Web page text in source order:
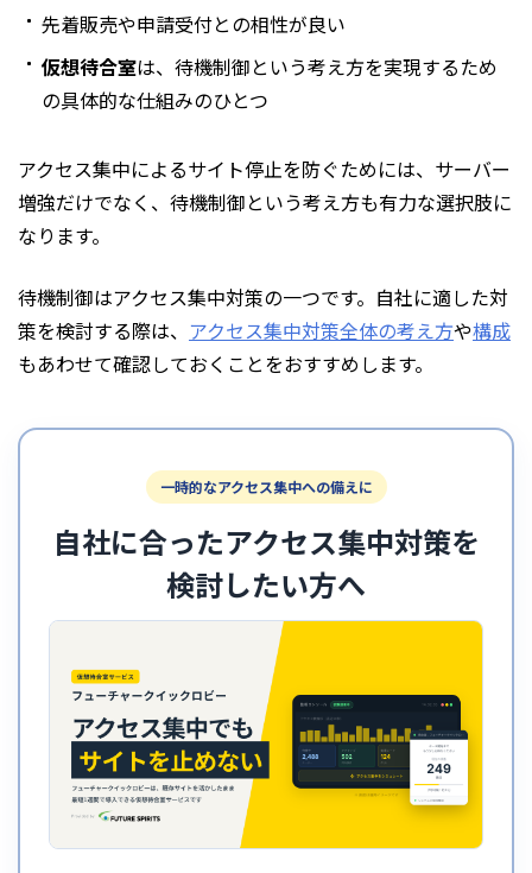
先着販売や申請受付との相性が良い
仮想待合室は、待機制御という考え方を実現するため
の具体的な仕組みのひとつ
アクセス集中によるサイト停止を防ぐためには、サーバー
増強だけでなく、待機制御という考え方も有力な選択肢に
なります。
待機制御はアクセス集中対策の一つです。自社に適した対
策を検討する際は、 アクセス集中対策全体の考え方や構成
もあわせて確認しておくことをおすすめします。
一時的なアクセス集中への備えに
自社に合ったアクセス集中対策を
検討したい方へ